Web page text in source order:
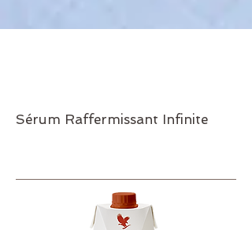
Sérum Raffermissant Infinite